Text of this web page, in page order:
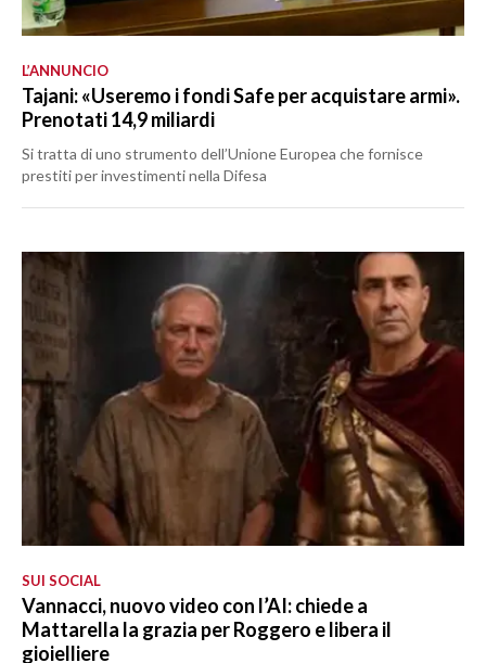
L’ANNUNCIO
Tajani: «Useremo i fondi Safe per acquistare armi».
Prenotati 14,9 miliardi
Si tratta di uno strumento dell’Unione Europea che fornisce
prestiti per investimenti nella Difesa
SUI SOCIAL
Vannacci, nuovo video con l’AI: chiede a
Mattarella la grazia per Roggero e libera il
gioielliere